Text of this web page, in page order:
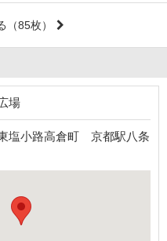
（85枚）
場
塩小路高倉町 京都駅八条